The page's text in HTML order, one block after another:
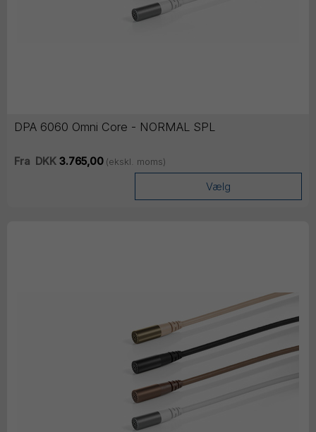
DPA 6060 Omni Core - NORMAL SPL
Fra DKK3.765,00 (ekskl. moms)
Vælg